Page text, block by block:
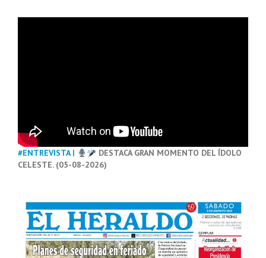
#ENTREVISTA|
DESTACA GRAN MOMENTO DEL ÍDOLO
CELESTE. (05-08-2026)